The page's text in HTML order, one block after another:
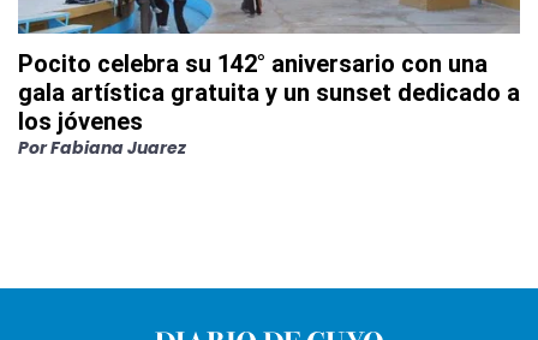
Pocito celebra su 142° aniversario con una
gala artística gratuita y un sunset dedicado a
los jóvenes
PorFabiana Juarez